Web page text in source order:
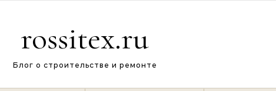
rossitex.ru
Блог о строительстве и ремонте